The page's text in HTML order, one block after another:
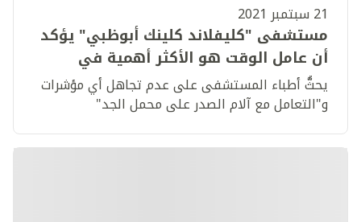
21 سبتمبر 2021
مستشفى "كليفلاند كلينك أبوظبي" يؤكد
أن عامل الوقت هو الأكثر أهمية في
التعامل مع النوبات القلبية ويسجل متوسط
سرعة استجابة أقل بـ 40 دقيقة من
يحثُّ أطباء المستشفى على عدم تجاهل أي مؤشرات
و"التعامل مع آلام الصدر على محمل الجد"